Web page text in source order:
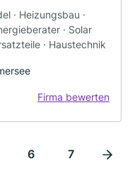
· Heizungsbau ·
· Solar
· Haustechnik
Firma bewerten
6 7